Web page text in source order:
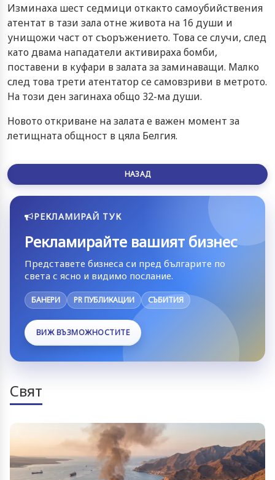
Изминаха шест седмици откакто самоубийствения
атентат в тази зала отне живота на 16 души и
унищожи част от съоръжението. Това се случи, след
като двама нападатели активираха бомби,
поставени в куфари в залата за заминаващи. Малко
след това трети атентатор се самовзриви в метрото.
На този ден загинаха общо 32-ма души.
Новото откриване на залата е важен момент за
летищната общност в цяла Белгия.
НАЗАД
РЕКЛАМИРАЙ ТУК
Рекламирайте вашият бизнес
Представете бизнеса си пред българите по
света с ясно и видимо послание.
БАНЕРИ PR ПУБЛИКАЦИИ СЪБИТИЯ
ВИЖ ВЪЗМОЖНОСТИТЕ
Свят